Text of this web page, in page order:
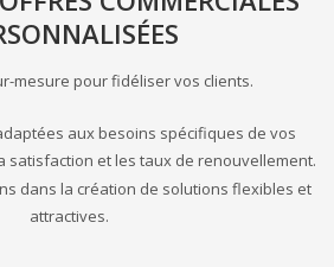
mesure pour fidéliser vos clients.
aux besoins spécifiques de vos
satisfaction et les taux de renouvellement.
dans la création de solutions flexibles et
attractives.